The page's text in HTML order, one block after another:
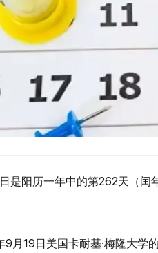
是阳历一年中的第262天（闰
9月19日美国卡耐基·梅隆大学